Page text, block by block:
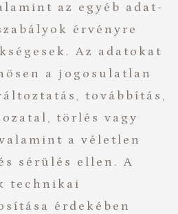
az egyéb adat-
érvényre
Az adatokat
a jogosulatlan
továbbítás,
törlés vagy
a véletlen
sérülés ellen. A
technikai
érdekében